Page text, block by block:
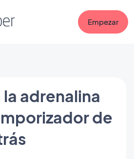
Empezar
adrenalina
de